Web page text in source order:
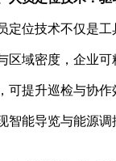
定位技术不仅是
区域密度，企业
可提升巡检与协
智能导览与能源调